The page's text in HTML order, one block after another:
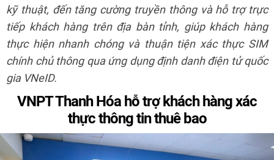
kỹ thuật, đến tăng cường truyền thông và hỗ trợ trực
tiếp khách hàng trên địa bàn tỉnh, giúp khách hàng
thực hiện nhanh chóng và thuận tiện xác thực SIM
chính chủ thông qua ứng dụng định danh điện tử quốc
gia VNeID.
VNPT Thanh Hóa hỗ trợ khách hàng xác
thực thông tin thuê bao